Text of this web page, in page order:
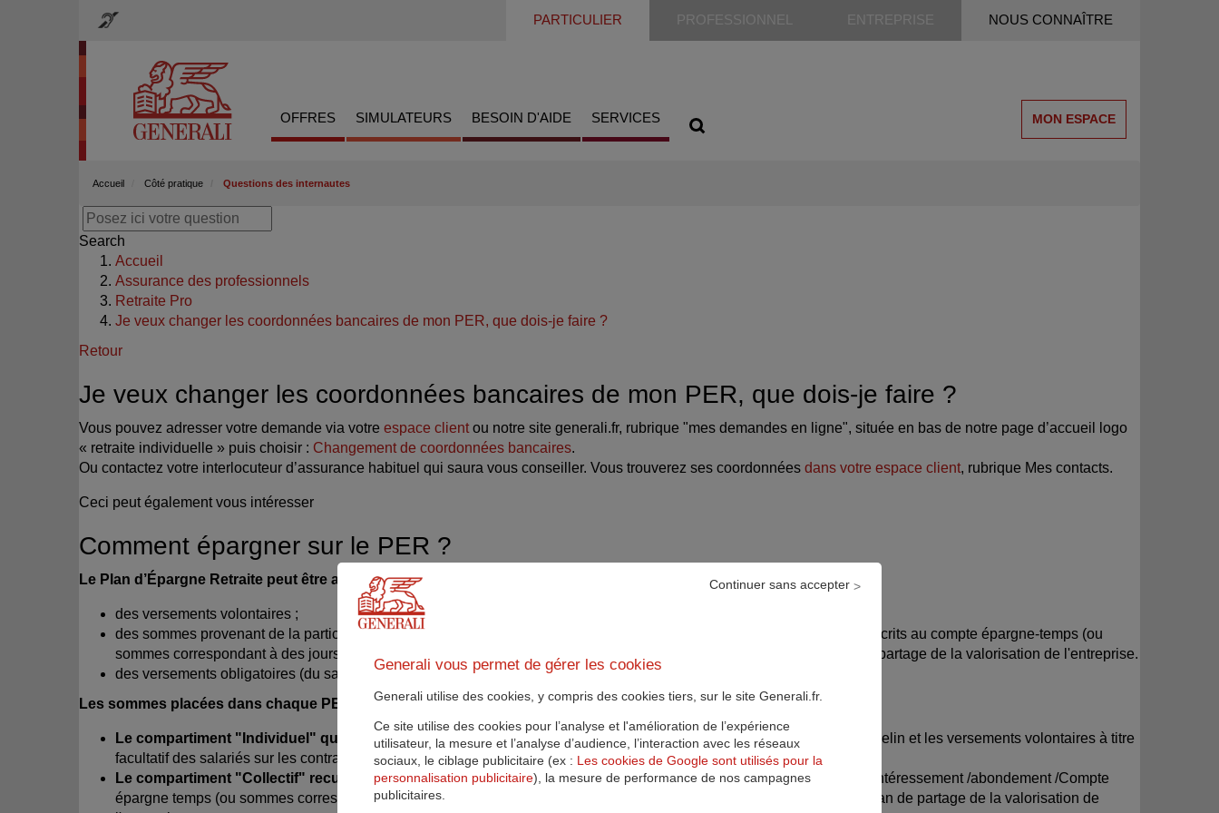
PARTICULIER PROFESSIONNEL ENTREPRISE NOUS CONNAÎTRE
OFFRES SIMULATEURS BESOIN D'AIDE SERVICES MON ESPACE
Accueil Côté pratique Questions des internautes
Search
Accueil
Assurance des professionnels
Retraite Pro
Je veux changer les coordonnées bancaires de mon PER, que dois-je faire ?
Retour
Je veux changer les coordonnées bancaires de mon PER, que dois-je faire ?
Vous pouvez adresser votre demande via votre espace client ou notre site generali.fr, rubrique "mes demandes en ligne", située en bas de notre page d’accueil logo
« retraite individuelle » puis choisir : Changement de coordonnées bancaires.
Ou contactez votre interlocuteur d’assurance habituel qui saura vous conseiller. Vous trouverez ses coordonnées dans votre espace client, rubrique Mes contacts.
Ceci peut également vous intéresser
Comment épargner sur le PER ?
Le Plan d’Épargne Retraite peut être alimenté de trois façons différentes avec :
des versements volontaires ;
des sommes provenant de la participation, de l’intéressement et de l’abondement de l’employeur ainsi que les droits inscrits au compte épargne-temps (ou
sommes correspondant à des jours de repos non pris en l’absence de CET), ainsi que les sommes issues d'un plan de partage de la valorisation de l'entreprise.
des versements obligatoires (du salarié ou de l’employeur) pour les plans d’épargne retraite à adhésion obligatoire.
Les sommes placées dans chaque PER sont réparties dans trois compartiments.
Le compartiment "Individuel" qui recueille les versements volontaires(l'épargne placée sur les actuels PERP, Madelin et les versements volontaires à titre
facultatif des salariés sur les contrats « Article 83 »).
Le compartiment "Collectif" recueille l’épargne salariale participation/intéressement/abondement :participation/intéressement /abondement /Compte
épargne temps (ou sommes correspondant à des jours de repos non pris en l’absence de CET), sommes issues d'un plan de partage de la valorisation de
Generali vous permet de gérer les cookies
Generali utilise des cookies, y compris des cookies tiers, sur le site Generali.fr.
Ce site utilise des cookies pour l’analyse et l'amélioration de l’expérience
utilisateur, la mesure et l’analyse d’audience, l’interaction avec les réseaux
sociaux, le ciblage publicitaire (ex : Les cookies de Google sont utilisés pour la
personnalisation publicitaire), la mesure de performance de nos campagnes
publicitaires.
Continuer sans accepter